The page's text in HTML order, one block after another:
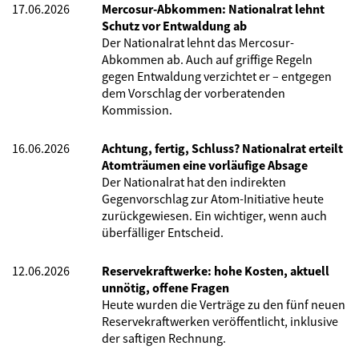
17.06.2026
Mercosur-Abkommen: Nationalrat lehnt
Schutz vor Entwaldung ab
Der Nationalrat lehnt das Mercosur-
Abkommen ab. Auch auf griffige Regeln
gegen Entwaldung verzichtet er – entgegen
dem Vorschlag der vorberatenden
Kommission.
16.06.2026
Achtung, fertig, Schluss? Nationalrat erteilt
Atomträumen eine vorläufige Absage
Der Nationalrat hat den indirekten
Gegenvorschlag zur Atom-Initiative heute
zurückgewiesen. Ein wichtiger, wenn auch
überfälliger Entscheid.
12.06.2026
Reservekraftwerke: hohe Kosten, aktuell
unnötig, offene Fragen
Heute wurden die Verträge zu den fünf neuen
Reservekraftwerken veröffentlicht, inklusive
der saftigen Rechnung.